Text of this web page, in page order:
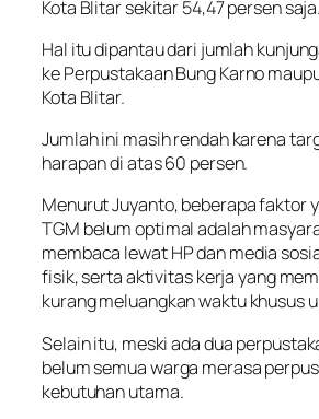
Kota Blitar sekitar 54,47 persen saja.
Hal itu dipantau dari jumlah
ke Perpustakaan Bung Karno
Kota Blitar.
Jumlah ini masih rendah karena
harapan di atas 60 persen.
Menurut Juyanto, beberapa faktor
TGM belum optimal adalah
membaca lewat HP dan media
fisik, serta aktivitas kerja yang
kurang meluangkan waktu khusus
Selain itu, meski ada dua
belum semua warga merasa
kebutuhan utama.